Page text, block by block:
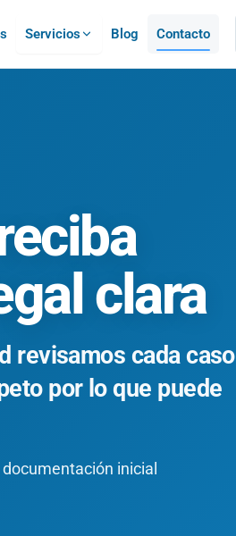
Servicios Blog Contacto
clara
revisamos cada caso
por lo que puede
inicial